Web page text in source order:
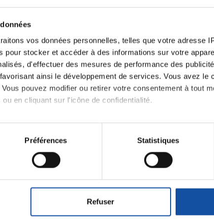
vos données personnelles, telles que votre adresse
stocker et accéder à des informations sur votre
d'effectuer des mesures de performance des
ainsi le développement de services. Vous avez le
pouvez modifier ou retirer votre consentement à tout
en cliquant sur l'icône de confidentialité.
également :
sur votre localisation géographique qui peuvent être
de vos données personnelles et définir vos
ou retirer votre consentement à tout moment à partir de la
Préférences Statistiques
Refuser
un commentaire
une nouvelle discussion vous aurez besoin de vous